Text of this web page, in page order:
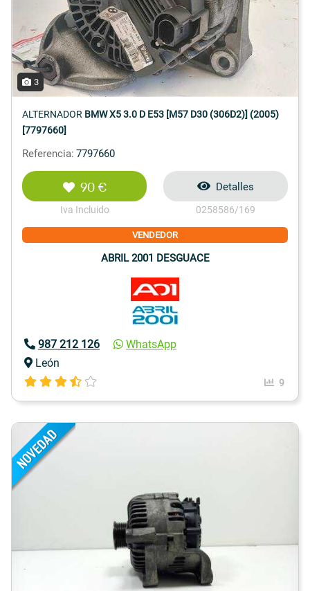
3
ALTERNADOR BMW X5 3.0 D E53 [M57 D30 (306D2)] (2005)
[7797660]
Referencia: 7797660
90 €
Iva Incluido
Detalles
0258586/169
VENDEDOR
ABRIL 2001 DESGUACE
987 212 126
WhatsApp
León
9